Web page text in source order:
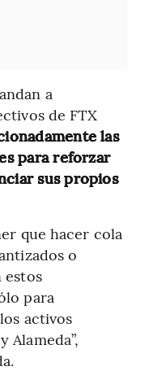
a
de FTX
las
para reforzar
sus propios
que hacer cola
o
estos
para
activos
Alameda”,